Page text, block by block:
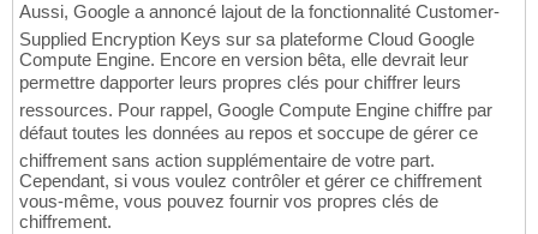
Aussi, Google a annoncé lajout de la fonctionnalité Customer-
Supplied Encryption Keys sur sa plateforme Cloud Google
Compute Engine. Encore en version bêta, elle devrait leur
permettre dapporter leurs propres clés pour chiffrer leurs
ressources. Pour rappel, Google Compute Engine chiffre par
défaut toutes les données au repos et soccupe de gérer ce
chiffrement sans action supplémentaire de votre part.
Cependant, si vous voulez contrôler et gérer ce chiffrement
vous-même, vous pouvez fournir vos propres clés de
chiffrement.